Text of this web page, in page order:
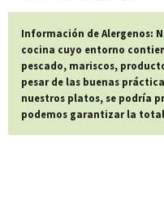
Información de Alergenos:
cocina cuyo entorno
pescado, mariscos,
pesar de las buenas
nuestros platos, se podría
podemos garantizar la